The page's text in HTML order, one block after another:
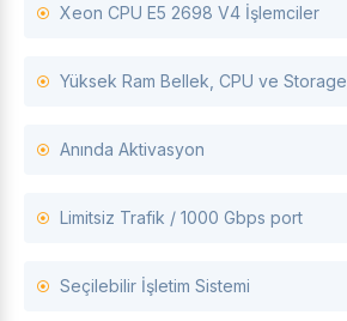
Xeon CPU E5 2698 V4 İşlemciler
Yüksek Ram Bellek, CPU ve Storage
Anında Aktivasyon
Limitsiz Trafik / 1000 Gbps port
Seçilebilir İşletim Sistemi